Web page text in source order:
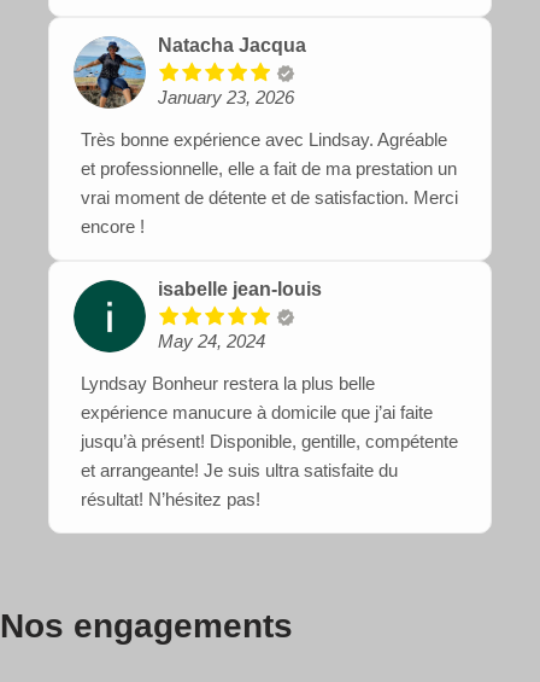
Natacha Jacqua
January 23, 2026
Très bonne expérience avec Lindsay. Agréable
et professionnelle, elle a fait de ma prestation un
vrai moment de détente et de satisfaction. Merci
encore !
isabelle jean-louis
May 24, 2024
Lyndsay Bonheur restera la plus belle
expérience manucure à domicile que j’ai faite
jusqu’à présent! Disponible, gentille, compétente
et arrangeante! Je suis ultra satisfaite du
résultat! N’hésitez pas!
Nos engagements